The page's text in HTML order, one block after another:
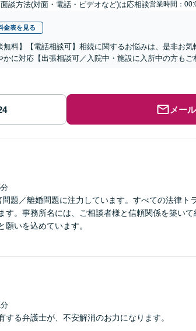
面談方法(対面・電話・ビデオなど)は応相談営業時間：
金表を見る
無料】【電話相談可】相続に関するお悩みは、是非お
に対応【出張相談可／入院中・施設に入所中の方もご
メー
問題／離婚問題に注力しています。すべての法律ト
す。事務所名には、ご相談者様と信頼関係を築い
いを込めています。
る弁護士が、不安解消のお力になります。